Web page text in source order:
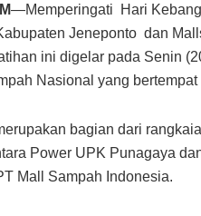
—Memperingati Hari
Jeneponto dan
ini digelar pada Senin
Nasional yang
bagian dari
Power UPK Punagaya
Mall Sampah Indonesia.